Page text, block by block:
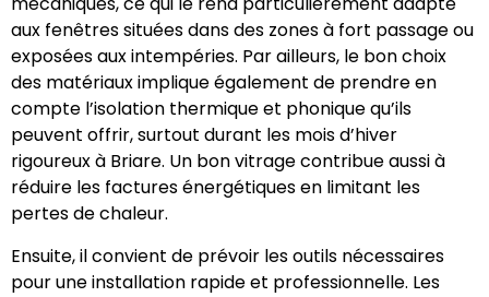
aux fenêtres situées dans des zones à fort passage ou
exposées aux intempéries. Par ailleurs, le bon choix
des matériaux implique également de prendre en
compte l’isolation thermique et phonique qu’ils
peuvent offrir, surtout durant les mois d’hiver
rigoureux à Briare. Un bon vitrage contribue aussi à
réduire les factures énergétiques en limitant les
pertes de chaleur.
Ensuite, il convient de prévoir les outils nécessaires
pour une installation rapide et professionnelle. Les